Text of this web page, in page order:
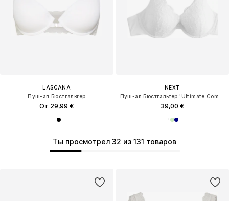
LASCANA
Пуш-ап Бюстгальтер
От 29,99 €
NEXT
39,00 €
Ты просмотрел 32 из 131 товаров